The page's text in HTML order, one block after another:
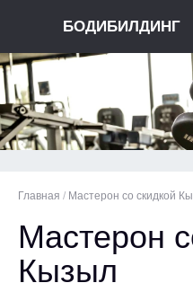
БОДИБИЛДИНГ
Главная / Мастерон со скидкой
Мастерон
Кызыл